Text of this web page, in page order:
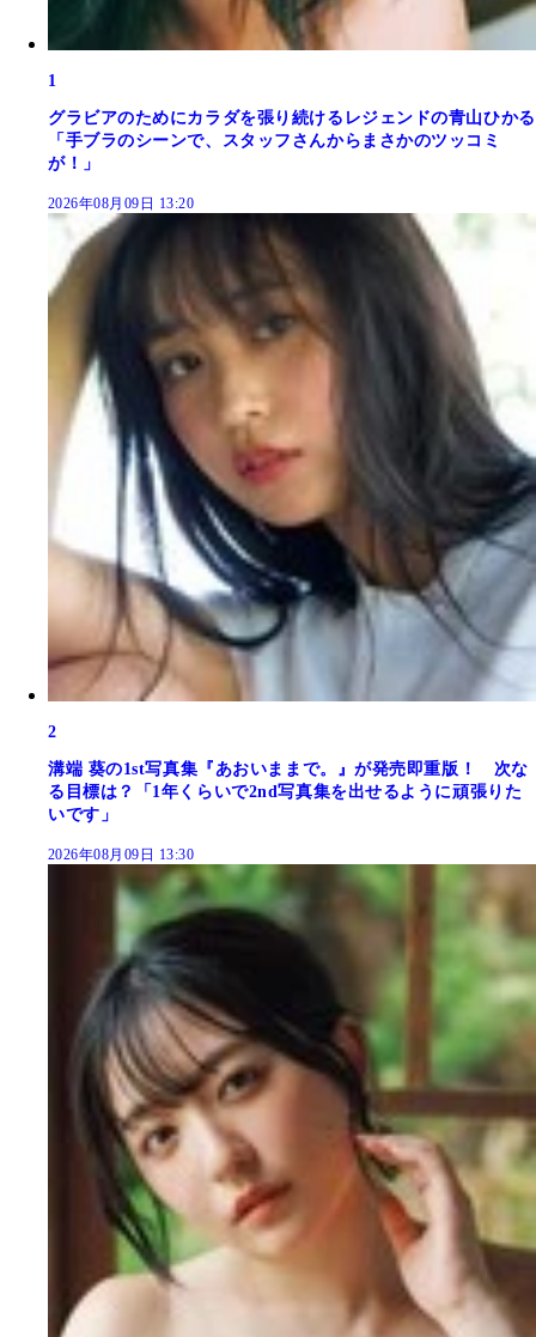
1
グラビアのためにカラダを張り続けるレジェンドの青山ひかる
「手ブラのシーンで、スタッフさんからまさかのツッコミ
が！」
2026年08月09日 13:20
2
溝端 葵の1st写真集『あおいままで。』が発売即重版！ 次な
る目標は？「1年くらいで2nd写真集を出せるように頑張りた
いです」
2026年08月09日 13:30